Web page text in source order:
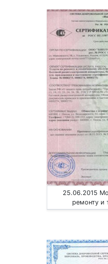
25.06.2015
ремонту и
обслуживанию